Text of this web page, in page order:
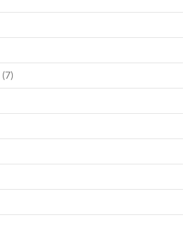
(7)